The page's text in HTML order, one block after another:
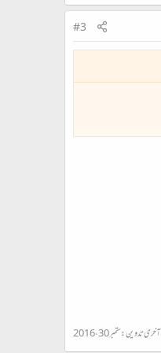
#3
آخری تدوین:ستمبر 30، 2016